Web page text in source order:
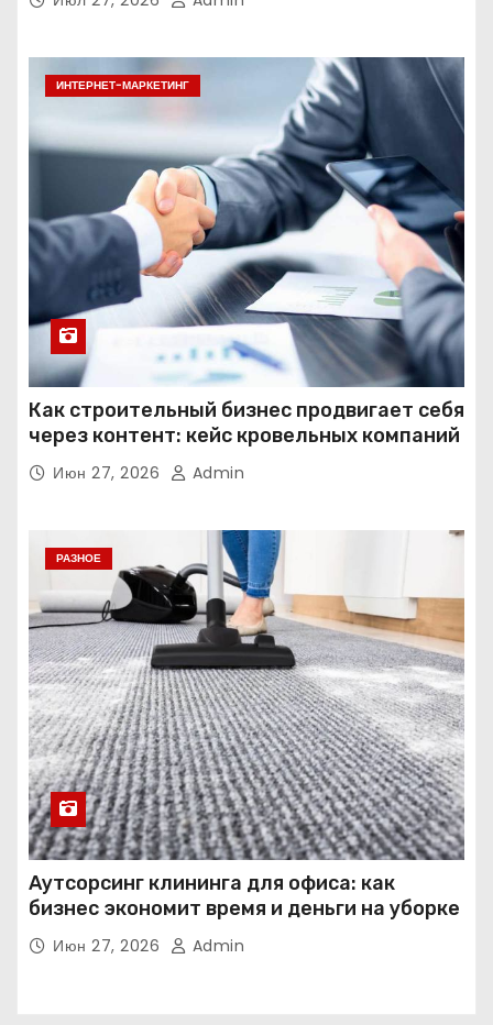
ИНТЕРНЕТ-МАРКЕТИНГ
Как строительный бизнес продвигает себя
через контент: кейс кровельных компаний
Июн 27, 2026 Admin
РАЗНОЕ
Аутсорсинг клининга для офиса: как
бизнес экономит время и деньги на уборке
Июн 27, 2026 Admin